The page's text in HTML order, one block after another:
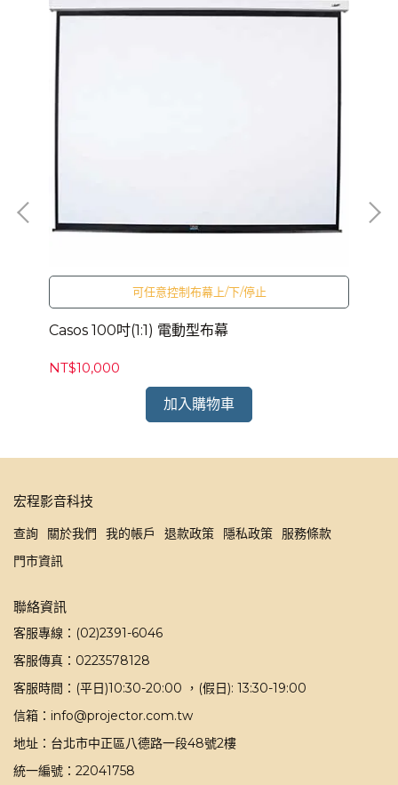
可任意控制布幕上/下/停止
Casos 100吋(1:1) 電動型布幕
NT$10,000
加入購物車
宏程影音科技
查詢 關於我們 我的帳戶 退款政策 隱私政策
服務條款
門市資訊
聯絡資訊
客服專線：(02)2391-6046
客服傳真：0223578128
客服時間：(平日)10:30-20:00 ，(假日): 13:30-19:00
信箱：info@projector.com.tw
地址：台北市中正區八德路一段48號2樓
統一編號：22041758